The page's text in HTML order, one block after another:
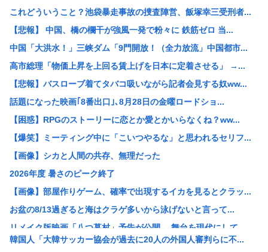
これどういうこと？池袋暴走事故の捜査陣営、飯塚幸三受刑者...
【悲報】 中国、橋の欄干が強風一発で粉々に 鉄筋ゼロ 当...
中国「大洪水！」三峡ダム「9門開放！（全力放流」中国都市...
高市総理「物価上昇を上回る賃上げを日本に定着させる」 →...
【悲報】バスローブ着てタバコ吸いながら記者会見する奴ww...
話題になった映画｢8番出口｣､8月28日の金曜ロードショ...
【困惑】RPGのストーリーに恋とか愛とかいらなくね？ww...
【爆笑】ミーティング中に「こいつやるな」と思われるセリフ...
【画像】シカと人間の共存、無理だった
2026年度 暑さのピーク終了
【画像】部屋作りゲーム、確率で出現するイカを見るとクラッ...
お盆の8/13過ぎると海はクラゲ多いから泳げないと言って...
リメイク版映画「八つ墓村」予告が公開、 舞台を現代にして...
【疑問】葬式←まぁわかる 四十九日←いらねぇだろ
韓国人「大韓サッカー協会が過去に20人の外国人審判らに不...